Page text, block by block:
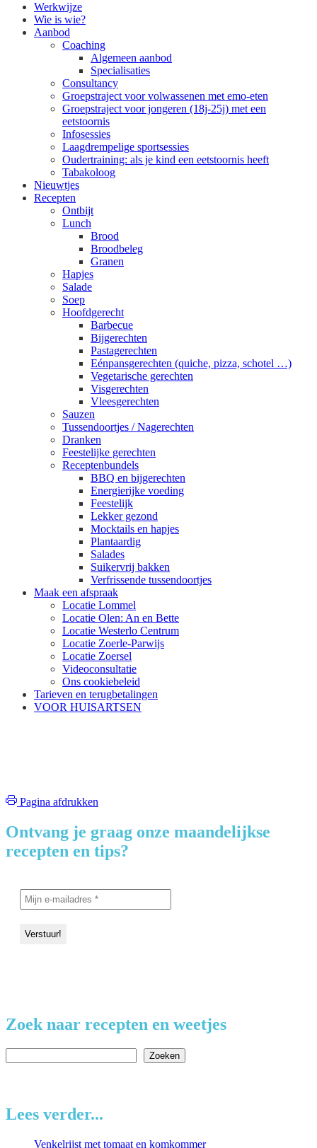
Werkwijze
Wie is wie?
Aanbod
Coaching
Algemeen aanbod
Specialisaties
Consultancy
Groepstraject voor volwassenen met emo-eten
Groepstraject voor jongeren (18j-25j) met een
eetstoornis
Infosessies
Laagdrempelige sportsessies
Oudertraining: als je kind een eetstoornis heeft
Tabakoloog
Nieuwtjes
Recepten
Ontbijt
Lunch
Brood
Broodbeleg
Granen
Hapjes
Salade
Soep
Hoofdgerecht
Barbecue
Bijgerechten
Pastagerechten
Eénpansgerechten (quiche, pizza, schotel …)
Vegetarische gerechten
Visgerechten
Vleesgerechten
Sauzen
Tussendoortjes / Nagerechten
Dranken
Feestelijke gerechten
Receptenbundels
BBQ en bijgerechten
Energierijke voeding
Feestelijk
Lekker gezond
Mocktails en hapjes
Plantaardig
Salades
Suikervrij bakken
Verfrissende tussendoortjes
Maak een afspraak
Locatie Lommel
Locatie Olen: An en Bette
Locatie Westerlo Centrum
Locatie Zoerle-Parwijs
Locatie Zoersel
Videoconsultatie
Ons cookiebeleid
Tarieven en terugbetalingen
VOOR HUISARTSEN
Pagina afdrukken
Ontvang je graag onze maandelijkse
recepten en tips?
Zoek naar recepten en weetjes
Zoeken
Lees verder...
Venkelrijst met tomaat en komkommer